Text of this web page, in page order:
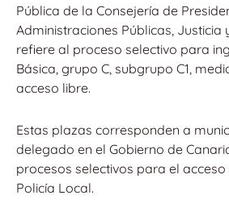
Pública de la Consejería de
Administraciones Públicas, Justicia
refiere al proceso selectivo para
Básica, grupo C, subgrupo C1,
acceso libre.
Estas plazas corresponden a
delegado en el Gobierno de
procesos selectivos para el
Policía Local.